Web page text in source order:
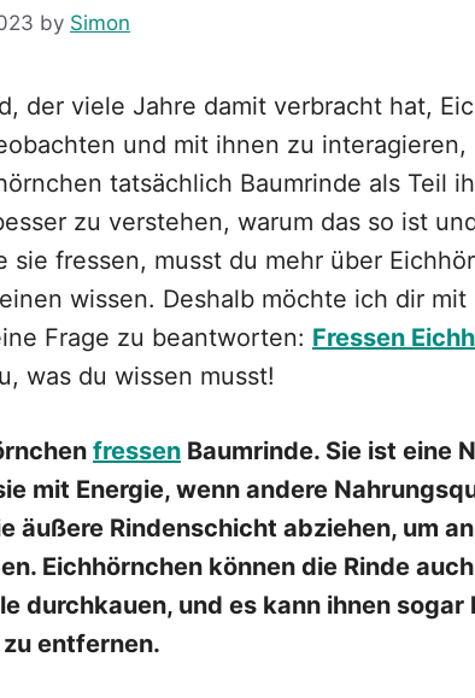
by Simon
der viele Jahre damit verbracht hat,
und mit ihnen zu
tatsächlich Baumrinde als Teil
zu verstehen, warum das so ist
sie fressen, musst du mehr über
wissen. Deshalb möchte ich dir mit
Frage zu beantworten: Fressen
was du wissen musst!
fressen Baumrinde. Sie ist eine
mit Energie, wenn andere
äußere Rindenschicht abziehen, um
Eichhörnchen können die Rinde
durchkauen, und es kann ihnen sogar
zu entfernen.